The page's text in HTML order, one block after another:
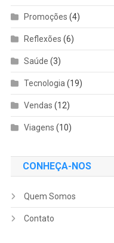
Promoções (4)
Reflexões (6)
Saúde (3)
Tecnologia (19)
Vendas (12)
Viagens (10)
CONHEÇA-NOS
Quem Somos
Contato